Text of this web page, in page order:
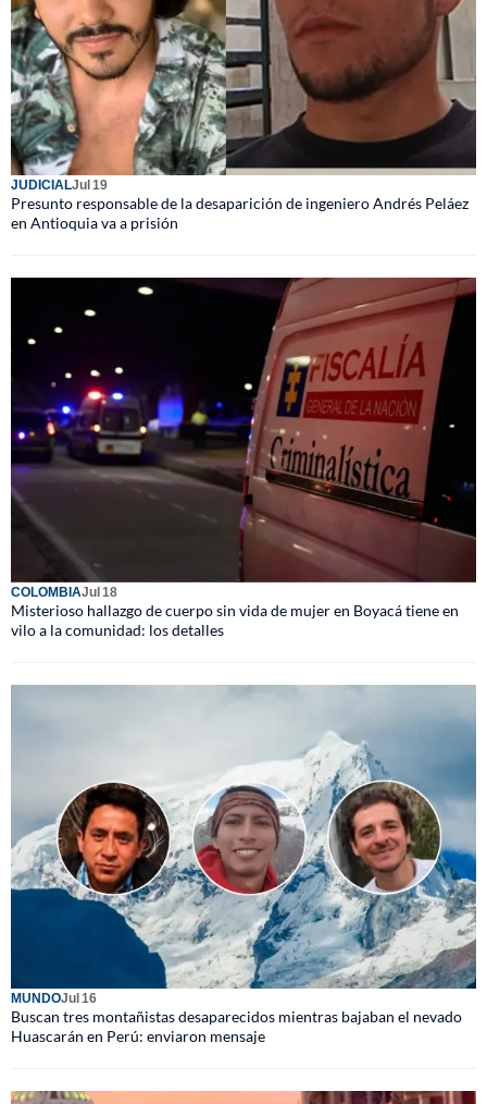
JUDICIALJul 19
Presunto responsable de la desaparición de ingeniero Andrés Peláez
en Antioquia va a prisión
COLOMBIAJul 18
Misterioso hallazgo de cuerpo sin vida de mujer en Boyacá tiene en
vilo a la comunidad: los detalles
MUNDOJul 16
Buscan tres montañistas desaparecidos mientras bajaban el nevado
Huascarán en Perú: enviaron mensaje